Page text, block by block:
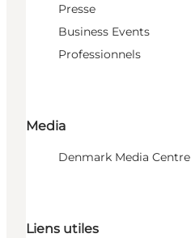
Presse
Business Events
Professionnels
Media
Denmark Media Centre
Liens utiles